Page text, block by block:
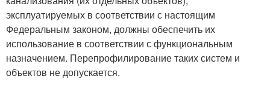
эксплуатируемых в соответствии с настоящим
Федеральным законом, должны обеспечить их
использование в соответствии с функциональным
назначением. Перепрофилирование таких систем и
объектов не допускается.